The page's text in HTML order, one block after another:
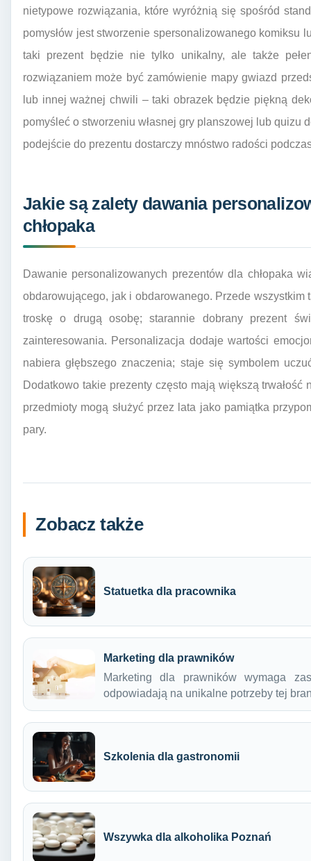
nietypowe rozwiązania, które wyróżnią się spośród
pomysłów jest stworzenie spersonalizowanego komiksu
taki prezent będzie nie tylko unikalny, ale także
rozwiązaniem może być zamówienie mapy gwiazd
lub innej ważnej chwili – taki obrazek będzie piękną
pomyśleć o stworzeniu własnej gry planszowej lub quizu
podejście do prezentu dostarczy mnóstwo radości
Jakie są zalety dawania
chłopaka
Dawanie personalizowanych prezentów dla chłopaka
obdarowującego, jak i obdarowanego. Przede
troskę o drugą osobę; starannie dobrany prezent
zainteresowania. Personalizacja dodaje wartości
nabiera głębszego znaczenia; staje się symbolem
Dodatkowo takie prezenty często mają większą
przedmioty mogą służyć przez lata jako pamiątka
pary.
Zobacz także
Statuetka dla pracownika
Marketing dla prawników
Marketing dla prawników wymaga
odpowiadają na unikalne potrzeby tej
Szkolenia dla gastronomii
Wszywka dla alkoholika Poznań